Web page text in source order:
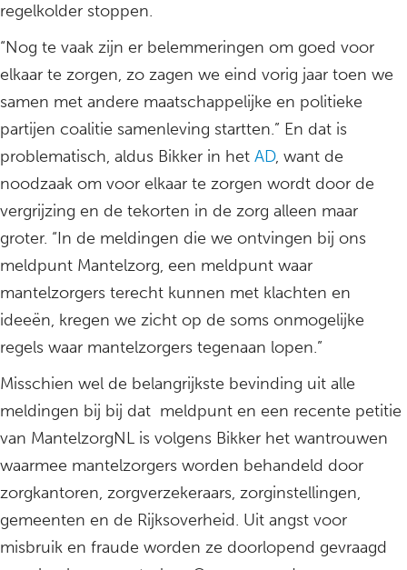
regelkolder stoppen.
“Nog te vaak zijn er belemmeringen om goed voor
elkaar te zorgen, zo zagen we eind vorig jaar toen we
samen met andere maatschappelijke en politieke
partijen coalitie samenleving startten.” En dat is
problematisch, aldus Bikker in het AD, want de
noodzaak om voor elkaar te zorgen wordt door de
vergrijzing en de tekorten in de zorg alleen maar
groter. “In de meldingen die we ontvingen bij ons
meldpunt Mantelzorg, een meldpunt waar
mantelzorgers terecht kunnen met klachten en
ideeën, kregen we zicht op de soms onmogelijke
regels waar mantelzorgers tegenaan lopen.”
Misschien wel de belangrijkste bevinding uit alle
meldingen bij bij dat meldpunt en een recente petitie
van MantelzorgNL is volgens Bikker het wantrouwen
waarmee mantelzorgers worden behandeld door
zorgkantoren, zorgverzekeraars, zorginstellingen,
gemeenten en de Rijksoverheid. Uit angst voor
misbruik en fraude worden ze doorlopend gevraagd